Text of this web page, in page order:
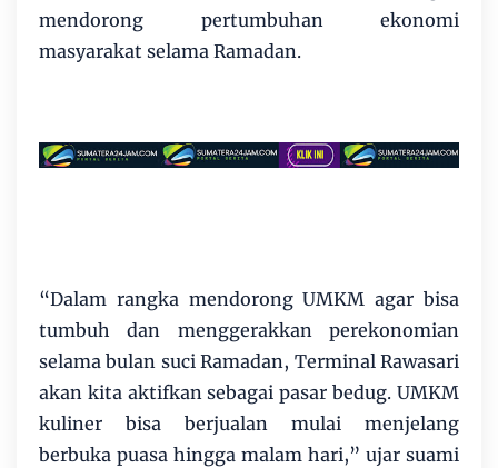
mendorong pertumbuhan ekonomi
masyarakat selama Ramadan.
“Dalam rangka mendorong UMKM agar bisa
tumbuh dan menggerakkan perekonomian
selama bulan suci Ramadan, Terminal Rawasari
akan kita aktifkan sebagai pasar bedug. UMKM
kuliner bisa berjualan mulai menjelang
berbuka puasa hingga malam hari,” ujar suami